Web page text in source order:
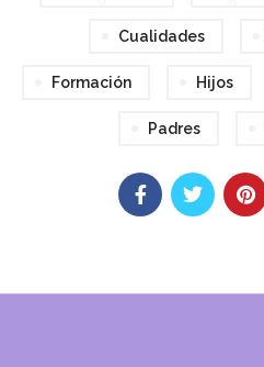
Cualidades
Formación Hijos
Padres